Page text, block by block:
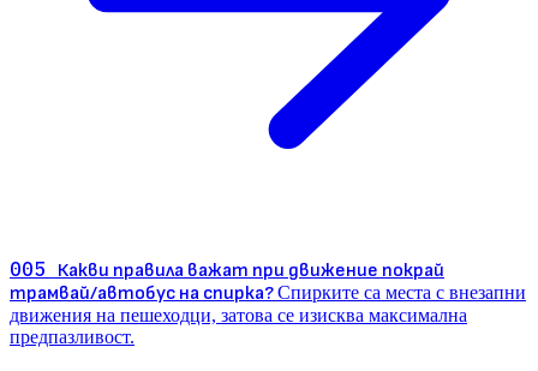
005 Какви правила важат при движение покрай
трамвай/автобус на спирка?Спирките са места с внезапни
движения на пешеходци, затова се изисква максимална
предпазливост.